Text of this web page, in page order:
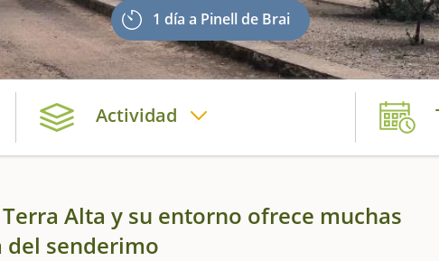
1 día a Pinell de Brai
Actividad
Alta y su entorno ofrece muchas
del senderimo